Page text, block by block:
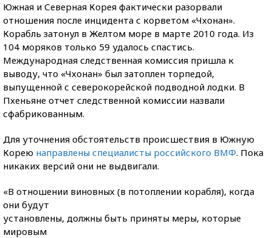
Южная и Северная Корея фактически разорвали
отношения после инцидента с корветом «Чхонан».
Корабль затонул в Желтом море в марте 2010 года. Из
104 моряков только 59 удалось спастись.
Международная следственная комиссия пришла к
выводу, что «Чхонан» был затоплен торпедой,
выпущенной с северокорейской подводной лодки. В
Пхеньяне отчет следственной комиссии назвали
сфабрикованным.
Для уточнения обстоятельств происшествия в Южную
Корею направлены специалисты российского ВМФ. Пока
никаких версий они не выдвигали.
«В отношении виновных (в потоплении корабля), когда
они будут
установлены, должны быть приняты меры, которые
мировым